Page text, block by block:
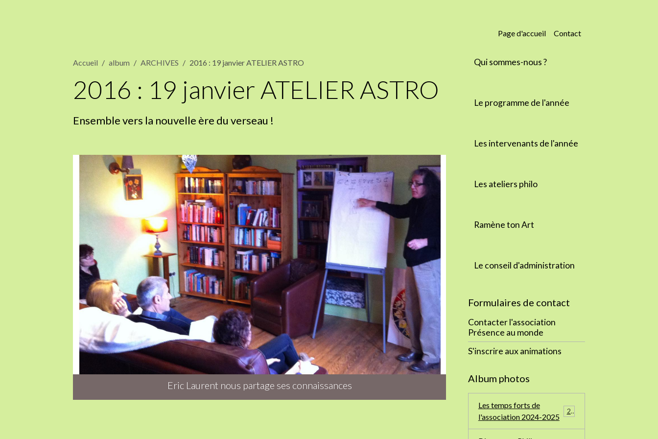
Page d'accueil Contact
Accueil album ARCHIVES 2016 : 19 janvier ATELIER ASTRO
2016 : 19 janvier ATELIER ASTRO
Ensemble vers la nouvelle ère du verseau !
Eric Laurent nous partage ses connaissances
Qui sommes-nous ?
Le programme de l'année
Les intervenants de l'année
Les ateliers philo
Ramène ton Art
Le conseil d'administration
Formulaires de contact
Contacter l'association
Présence au monde
S'inscrire aux animations
Album photos
Les temps forts de
l'association 2024-2025
24